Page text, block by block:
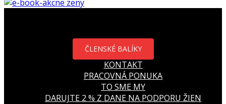
ČLENSKÉ BALÍKY
KONTAKT
PRACOVNÁ PONUKA
TO SME MY
DARUJTE 2 % Z DANE NA PODPORU ŽIEN